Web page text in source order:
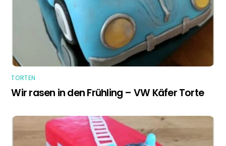
TORTEN
Wir rasen in den Frühling – VW Käfer Torte